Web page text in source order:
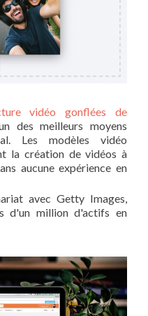
vidéo gonflées de
des meilleurs moyens
Les modèles vidéo
la création de vidéos à
aucune expérience en
avec Getty Images,
d'un million d'actifs en